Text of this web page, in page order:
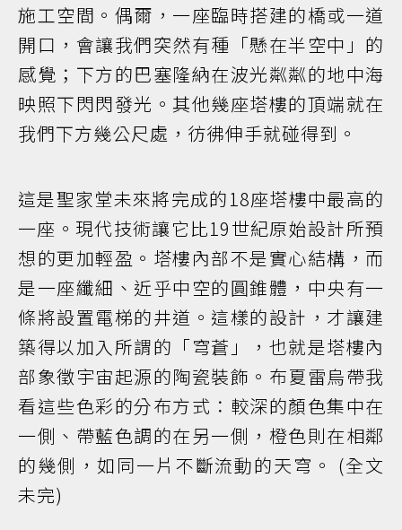
施工空間。偶爾，一座臨時搭建的橋或一道
開口，會讓我們突然有種「懸在半空中」的
感覺；下方的巴塞隆納在波光粼粼的地中海
映照下閃閃發光。其他幾座塔樓的頂端就在
我們下方幾公尺處，彷彿伸手就碰得到。
這是聖家堂未來將完成的18座塔樓中最高的
一座。現代技術讓它比19世紀原始設計所預
想的更加輕盈。塔樓內部不是實心結構，而
是一座纖細、近乎中空的圓錐體，中央有一
條將設置電梯的井道。這樣的設計，才讓建
築得以加入所謂的「穹蒼」，也就是塔樓內
部象徵宇宙起源的陶瓷裝飾。布夏雷烏帶我
看這些色彩的分布方式：較深的顏色集中在
一側、帶藍色調的在另一側，橙色則在相鄰
的幾側，如同一片不斷流動的天穹。 (全文
未完)